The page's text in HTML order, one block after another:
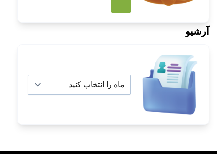
آرشیو